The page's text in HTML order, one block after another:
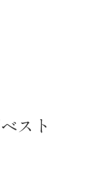
スト